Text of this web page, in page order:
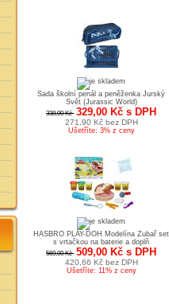
Sada školní penál a peněženka Jurský
Svět (Jurassic World)
338,00 Kč 329,00 Kč s DPH
271,90 Kč bez DPH
Ušetříte: 3% z ceny
HASBRO PLAY-DOH Modelína Zubař set
s vrtačkou na baterie a doplň
569,00 Kč 509,00 Kč s DPH
420,66 Kč bez DPH
Ušetříte: 11% z ceny